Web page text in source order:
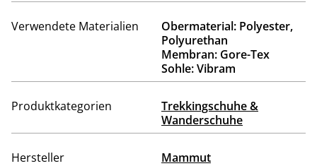
Verwendete Materialien
Obermaterial: Polyester,
Polyurethan
Membran: Gore-Tex
Sohle: Vibram
Produktkategorien
Trekkingschuhe &
Wanderschuhe
Hersteller Mammut